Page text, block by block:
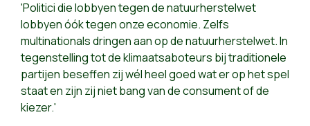
'Politici die lobbyen tegen de natuurherstelwet
lobbyen óók tegen onze economie. Zelfs
multinationals dringen aan op de natuurherstelwet. In
tegenstelling tot de klimaatsaboteurs bij traditionele
partijen beseffen zij wél heel goed wat er op het spel
staat en zijn zij niet bang van de consument of de
kiezer.'